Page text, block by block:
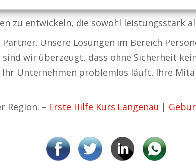
zu entwickeln, die sowohl leistungsstark
Unsere Lösungen im Bereich
wir überzeugt, dass ohne Sicherheit
Unternehmen problemlos läuft, Ihre
Region: – Erste Hilfe Kurs Langenau |